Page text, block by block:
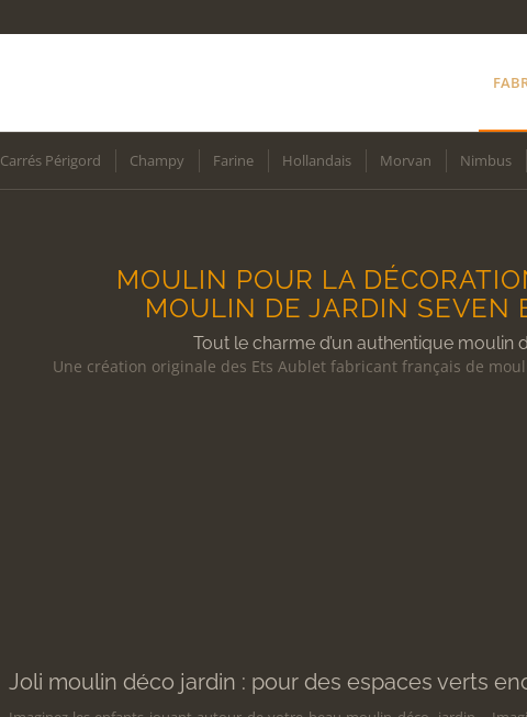
Carrés Périgord Champy Farine Hollandais Morvan Nimbus
MOULIN POUR LA
MOULIN DE JARDIN SEVEN
Tout le charme d’un authentique moulin
Une création originale des Ets Aublet fabricant français de
Joli moulin déco jardin : pour des espaces verts